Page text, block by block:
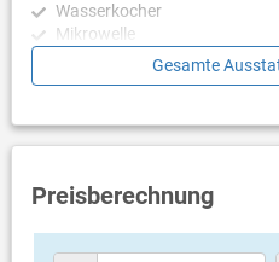
Wasserkocher
Mikrowelle
Schlafzimmer
Bad mit WC, Dusche
Balkon & Terrasse
Gesamte
Preisberechnung